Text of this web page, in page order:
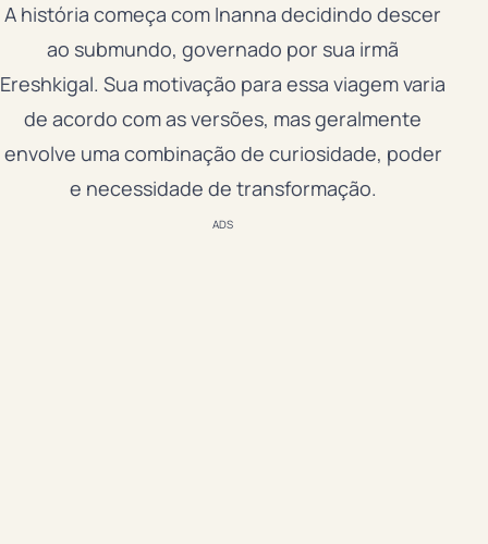
A história começa com Inanna decidindo descer
ao submundo, governado por sua irmã
Ereshkigal. Sua motivação para essa viagem varia
de acordo com as versões, mas geralmente
envolve uma combinação de curiosidade, poder
e necessidade de transformação.
ADS